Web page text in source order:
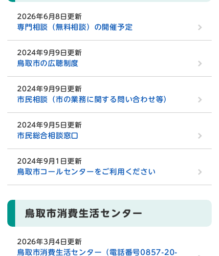
2026年6月8日更新
専門相談（無料相談）の開催予定
2024年9月9日更新
鳥取市の広聴制度
2024年9月9日更新
市民相談（市の業務に関する問い合わせ等）
2024年9月5日更新
市民総合相談窓口
2024年9月1日更新
鳥取市コールセンターをご利用ください
鳥取市消費生活センター
2026年3月4日更新
鳥取市消費生活センター（電話番号0857-20-